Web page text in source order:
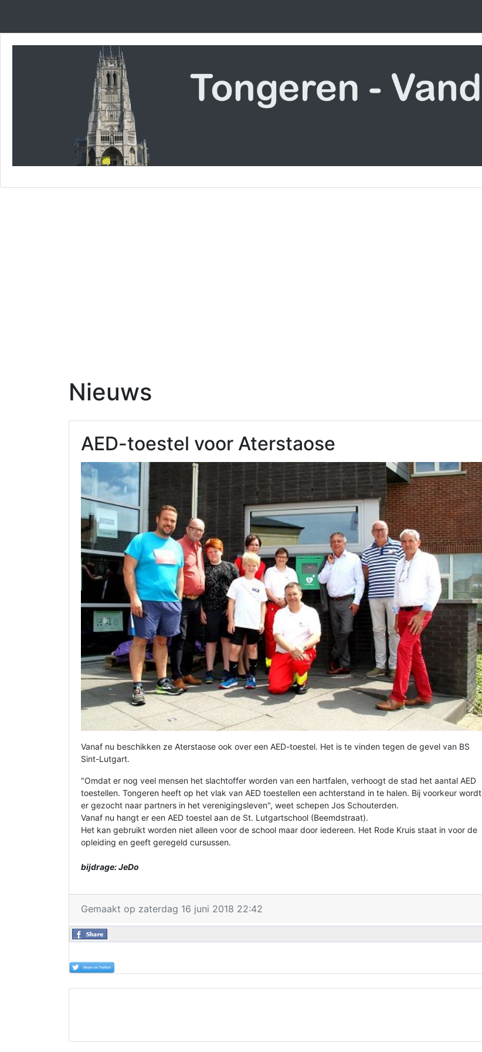
Nieuws
AED-toestel voor Aterstaose
Vanaf nu beschikken ze Aterstaose ook over een AED-toestel. Het is te vinden tegen de gevel van BS
Sint-Lutgart.
"Omdat er nog veel mensen het slachtoffer worden van een hartfalen, verhoogt de stad het aantal AED
toestellen. Tongeren heeft op het vlak van AED toestellen een achterstand in te halen. Bij voorkeur wordt
er gezocht naar partners in het verenigingsleven", weet schepen Jos Schouterden.
Vanaf nu hangt er een AED toestel aan de St. Lutgartschool (Beemdstraat).
Het kan gebruikt worden niet alleen voor de school maar door iedereen. Het Rode Kruis staat in voor de
opleiding en geeft geregeld cursussen.
bijdrage: JeDo
Gemaakt op zaterdag 16 juni 2018 22:42